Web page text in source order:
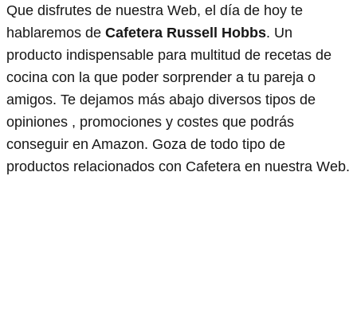
Que disfrutes de nuestra Web, el día de hoy te
hablaremos de Cafetera Russell Hobbs. Un
producto indispensable para multitud de recetas de
cocina con la que poder sorprender a tu pareja o
amigos. Te dejamos más abajo diversos tipos de
opiniones , promociones y costes que podrás
conseguir en Amazon. Goza de todo tipo de
productos relacionados con Cafetera en nuestra Web.